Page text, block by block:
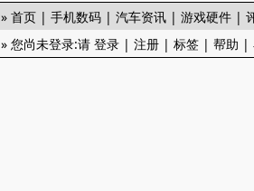
» 首页 | 手机数码 | 汽车资讯 | 游戏硬件 |
» 您尚未登录:请 登录 | 注册 | 标签 | 帮助 |